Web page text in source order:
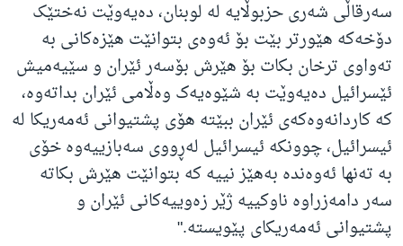
سەرقاڵی شەری حزبوڵایە لە لوبنان، دەیەوێت نەختێک
دۆخەکە هێورتر بێت بۆ ئەوەی بتوانێت هێزەکانی بە
تەواوی ترخان بکات بۆ هێرش بۆسەر ئێران و سێیەمیش
ئێسرائیل دەیەوێت بە شێوەیەک وەڵامی ئێران بداتەوە،
کە کاردانەوەکەی ئێران ببێتە هۆی پشتیوانی ئەمەریکا لە
ئیسرائیل، چوونکە ئیسرائیل لەڕووی سەبازییەوە خۆی
بە تەنها ئەوەندە بەهێز نییە کە بتوانێت هێرش بکاتە
سەر دامەزراوە ناوکییە ژێر زەوییەکانی ئێران و
پشتیوانی ئەمەریکای پێویستە."